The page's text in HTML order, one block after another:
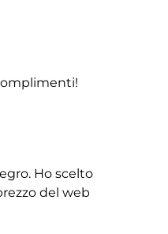
Ho scelto
del web